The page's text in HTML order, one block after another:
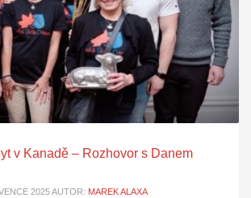
v Kanadě – Rozhovor s Danem
2025AUTOR: MAREK ALAXA